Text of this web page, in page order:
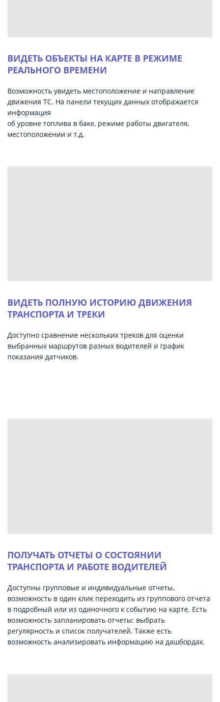
ВИДЕТЬ ОБЪЕКТЫ НА КАРТЕ В РЕЖИМЕ
РЕАЛЬНОГО ВРЕМЕНИ
Возможность увидеть местоположение и направление
движения ТС. На панели текущих данных отображается
информация
об уровне топлива в баке, режиме работы двигателя,
местоположении и т.д.
ВИДЕТЬ ПОЛНУЮ ИСТОРИЮ ДВИЖЕНИЯ
ТРАНСПОРТА И ТРЕКИ
Доступно сравнение нескольких треков для оценки
выбранных маршрутов разных водителей и график
показания датчиков.
ПОЛУЧАТЬ ОТЧЕТЫ О СОСТОЯНИИ
ТРАНСПОРТА И РАБОТЕ ВОДИТЕЛЕЙ
Доступны групповые и индивидуальные отчеты,
возможность в один клик переходить из группового отчета
в подробный или из одиночного к событию на карте. Есть
возможность запланировать отчеты: выбрать
регулярность и список получателей. Также есть
возможность анализировать информацию на дашбордах.